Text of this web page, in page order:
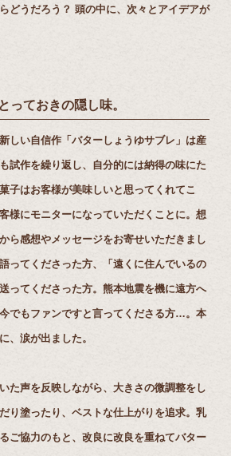
どうだろう？ 頭の中に、次々とアイデアが
っておきの隠し味。
しい⾃信作「バターしょうゆサブレ」は産
試作を繰り返し、⾃分的には納得の味にた
⼦はお客様が美味しいと思ってくれてこ
様にモニターになっていただくことに。想
ら感想やメッセージをお寄せいただきまし
ってくださった⽅、「遠くに住んでいるの
ってくださった⽅。熊本地震を機に遠⽅へ
でもファンですと⾔ってくださる⽅…。本
、涙が出ました。
た声を反映しながら、⼤きさの微調整をし
り塗ったり、ベストな仕上がりを追求。乳
ご協⼒のもと、改良に改良を重ねてバター